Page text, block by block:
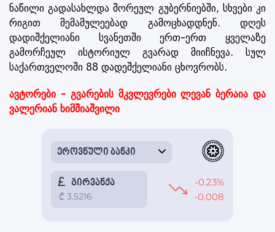
ნაწილი გადასახლდა შორეულ გუბერნიებში, სხვები კი
რიგით მემამულეებად გამოცხადდნენ. დღეს
დადიშქელიანი სვანეთში ერთ-ერთ ყველაზე
გამორჩეულ ისტორიულ გვარად მიიჩნევა. სულ
საქართველოში 88 დადეშქელიანი ცხოვრობს.
ავტორები - გვარების მკვლევრები ლევან ბერაია და
ვალერიან ხიმშიაშვილი